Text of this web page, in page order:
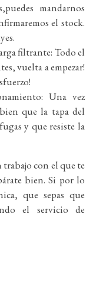
mandarnos
el stock.
filtrante: Todo el
vuelta a empezar!
Una vez
que la tapa del
y que resiste la
trabajo con el que te
bien. Si por lo
que sepas que
el servicio de